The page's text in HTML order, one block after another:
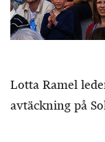
Lotta Ramel
avtäckning på